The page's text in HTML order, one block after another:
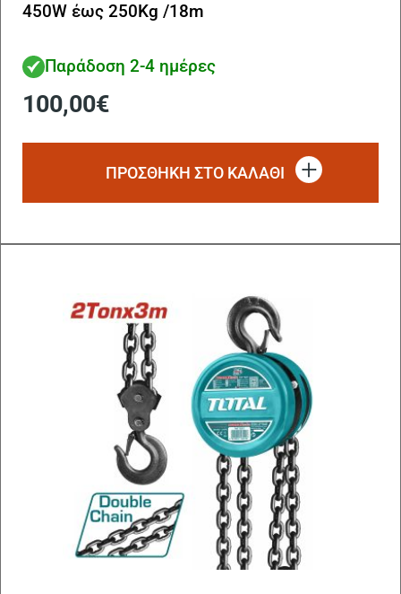
450W έως 250Kg /18m
Παράδοση 2-4 ημέρες
100,00€
ΠΡΟΣΘΗΚΗ ΣΤΟ ΚΑΛΑΘΙ